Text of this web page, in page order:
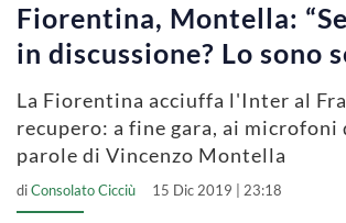
Fiorentina, Montella:
in discussione? Lo sono
La Fiorentina acciuffa l'Inter al
recupero: a fine gara, ai microfoni
parole di Vincenzo Montella
diConsolato Cicciù 15 Dic 2019 | 23:18